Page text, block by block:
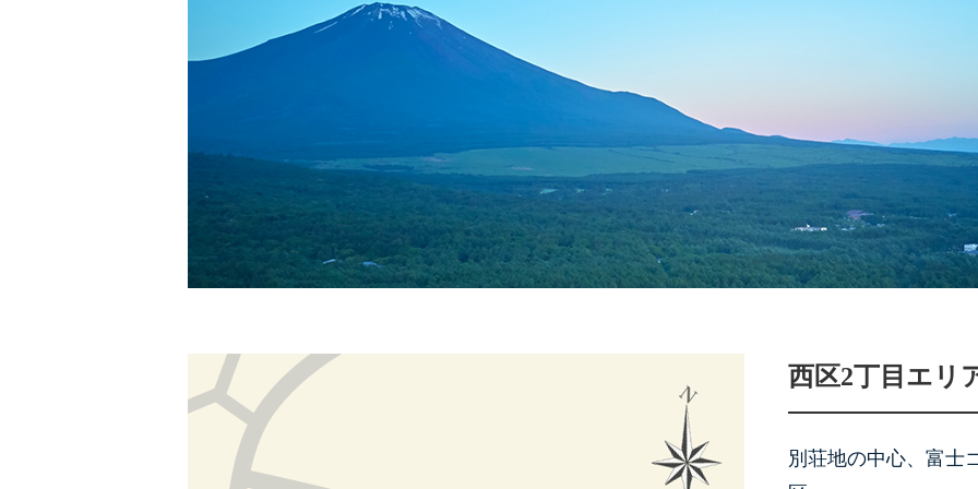
西区2丁目エリ
別荘地の中心、富士